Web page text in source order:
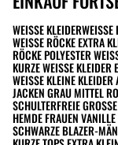
WEISSE KLEIDER WEISSE
WEISSE RÖCKE EXTRA
RÖCKE POLYESTER
KURZE WEISSE KLEIDER
WEISSE KLEINE KLEIDER
JACKEN GRAU MITTEL
SCHULTERFREIE GROSSE
HEMDE FRAUEN
SCHWARZE BLAZER-